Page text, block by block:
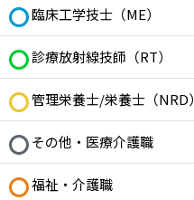
臨床工学技士（ME）
診療放射線技師（RT）
管理栄養士/栄養士（NRD）
その他・医療介護職
福祉・介護職